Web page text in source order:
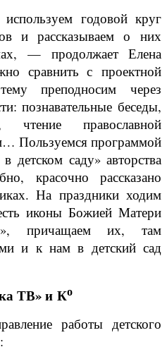
годовой круг
и рассказываем о них
— продолжает Елена
сравнить с проектной
преподносим через
познавательные беседы,
чтение православной
Пользуемся программой
детском саду» авторства
красочно рассказано
На праздники ходим
иконы Божией Матери
причащаем их, там
и к нам в детский сад
ТВ» и Ко
работы детского